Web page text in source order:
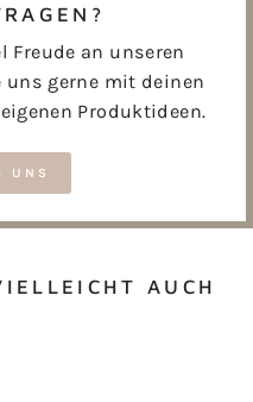
Freude an unseren
uns gerne mit deinen
Produktideen.
UNS
AUCH